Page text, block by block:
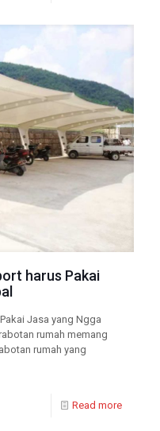
harus Pakai
Jasa yang Ngga
rumah memang
rumah yang
Read more